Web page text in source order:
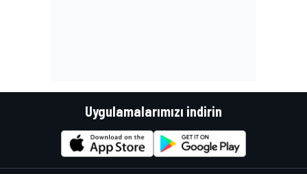
Uygulamalarımızı indirin